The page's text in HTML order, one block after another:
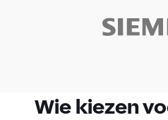
Wie kiezen